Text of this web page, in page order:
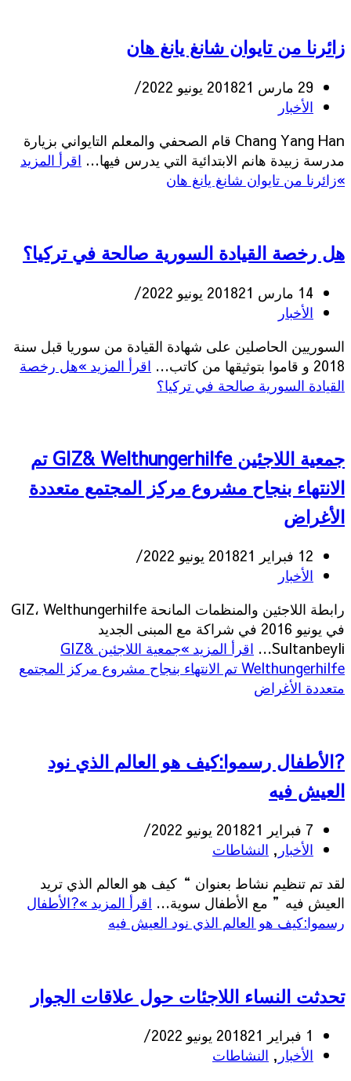
زائرنا من تايوان شانغ يانغ هان
29 مارس 2018
21 يونيو 2022
الأخبار
Chang Yang Han قام الصحفي والمعلم التايواني بزيارة
مدرسة زبيدة هانم الابتدائية التي يدرس فيها… اقرأ المزيد
»زائرنا من تايوان شانغ يانغ هان
هل رخصة القيادة السورية صالحة في تركيا؟
14 مارس 2018
21 يونيو 2022
الأخبار
السوريين الحاصلين على شهادة القيادة من سوريا قبل سنة
2018 و قاموا بتوثيقها من كاتب…
اقرأ المزيد »هل رخصة
القيادة السورية صالحة في تركيا؟
جمعية اللاجئين GIZ& Welthungerhilfe تم
الانتهاء بنجاح مشروع مركز المجتمع متعددة
الأغراض
12 فبراير 2018
21 يونيو 2022
الأخبار
رابطة اللاجئين والمنظمات المانحة GIZ، Welthungerhilfe
في يونيو 2016 في شراكة مع المبنى الجديد
Sultanbeyli…
اقرأ المزيد »
جمعية اللاجئين GIZ&
Welthungerhilfe تم الانتهاء بنجاح مشروع مركز المجتمع
متعددة الأغراض
?الأطفال رسموا:كيف هو العالم الذي نود
العيش فيه
7 فبراير 2018
21 يونيو 2022
الأخبار , النشاطات
لقد تم تنظيم نشاط بعنوان “كيف هو العالم الذي تريد
العيش فيه” مع الأطفال سوية… اقرأ المزيد »?الأطفال
رسموا:كيف هو العالم الذي نود العيش فيه
تحدثت النساء اللاجئات حول علاقات الجوار
1 فبراير 2018
21 يونيو 2022
الأخبار , النشاطات